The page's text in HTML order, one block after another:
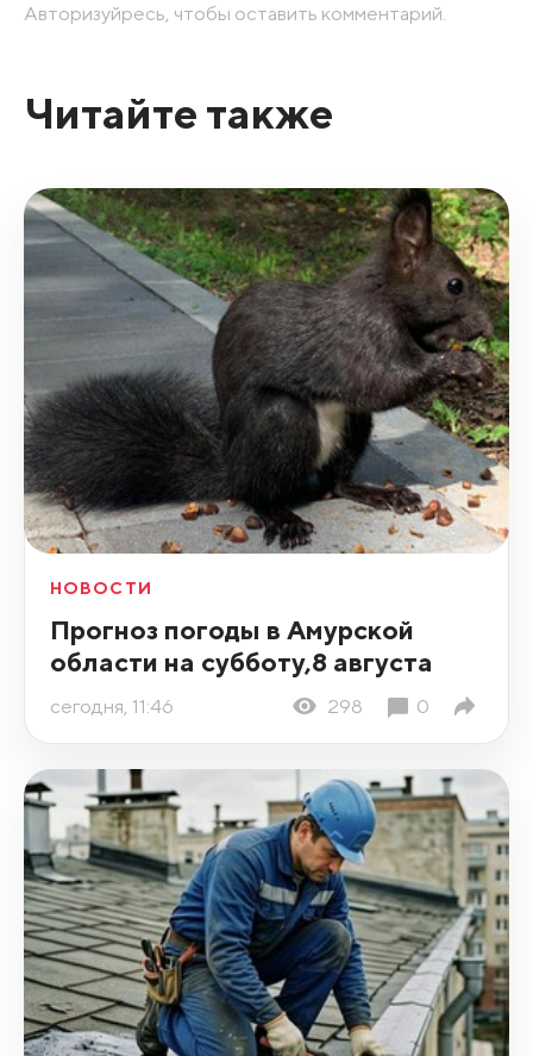
Авторизуйресь, чтобы оставить комментарий.
Читайте также
НОВОСТИ
Прогноз погоды в Амурской
области на субботу,8 августа
сегодня, 11:46 298 0